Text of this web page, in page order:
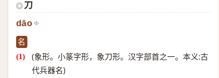
◎ 刀
dāo
名
(象形。小篆字形，象刀形。汉字部首之一。本义:古
代兵器名)